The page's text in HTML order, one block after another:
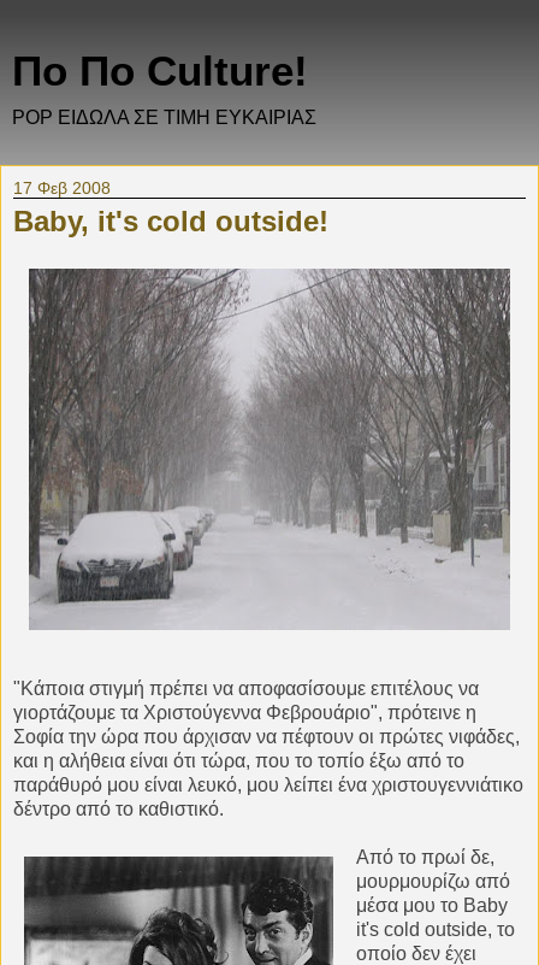
Πο Πο Culture!
POP ΕΙΔΩΛΑ ΣΕ ΤΙΜΗ ΕΥΚΑΙΡΙΑΣ
17 Φεβ 2008
Baby, it's cold outside!
"Kάποια στιγμή πρέπει να αποφασίσουμε επιτέλους να
γιορτάζουμε τα Χριστούγεννα Φεβρουάριο", πρότεινε η
Σοφία την ώρα που άρχισαν να πέφτουν οι πρώτες νιφάδες,
και η αλήθεια είναι ότι τώρα, που το τοπίο έξω από το
παράθυρό μου είναι λευκό, μου λείπει ένα χριστουγεννιάτικο
δέντρο από το καθιστικό.
Από το πρωί δε,
μουρμουρίζω από
μέσα μου το Baby
it's cold outside, το
οποίο δεν έχει